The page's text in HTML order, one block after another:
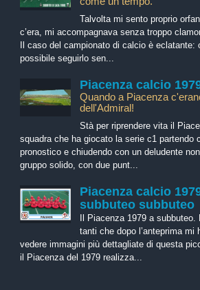
Talvolta mi sento proprio
c’era, mi accompagnava senza troppo
Il caso del campionato di calcio è eclatante:
possibile seguirlo sen...
Piacenza calcio
Quando a Piacenza
dell'Admiral!
Stà per riprendere vita il
squadra che ha giocato la serie c1 partendo
pronostico e chiudendo con un deludente
gruppo solido, con due punt...
Piacenza calcio
subbuteo subbuteo
Il Piacenza 1979 a subbuteo.
tanti che dopo l’anteprima mi
vedere immagini più dettagliate di questa
il Piacenza del 1979 realizza...